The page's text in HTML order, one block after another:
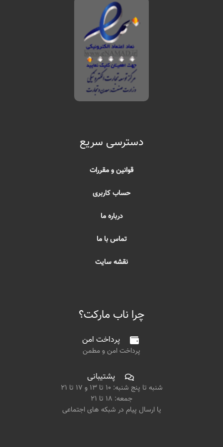
دسترسی سریع
قوانین و مقررات
حساب کاربری
درباره ما
تماس با ما
نقشه سایت
چرا ناب مارکت؟
پرداخت امن
پرداخت امن و مطمن
پشتیبانی
شنبه تا پنج شنبه: ۱۰ تا ۱۳ و ۱۷ تا ۲۱
جمعه: ۱۸ تا ۲۱
یا ارسال پیام در شبکه های اجتماعی